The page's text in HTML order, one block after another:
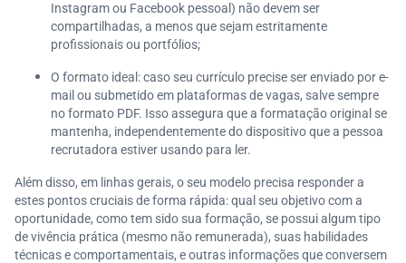
Instagram ou Facebook pessoal) não devem ser
compartilhadas, a menos que sejam estritamente
profissionais ou portfólios;
O formato ideal: caso seu currículo precise ser enviado por e-
mail ou submetido em plataformas de vagas, salve sempre
no formato PDF. Isso assegura que a formatação original se
mantenha, independentemente do dispositivo que a pessoa
recrutadora estiver usando para ler.
Além disso, em linhas gerais, o seu modelo precisa responder a
estes pontos cruciais de forma rápida: qual seu objetivo com a
oportunidade, como tem sido sua formação, se possui algum tipo
de vivência prática (mesmo não remunerada), suas habilidades
técnicas e comportamentais, e outras informações que conversem